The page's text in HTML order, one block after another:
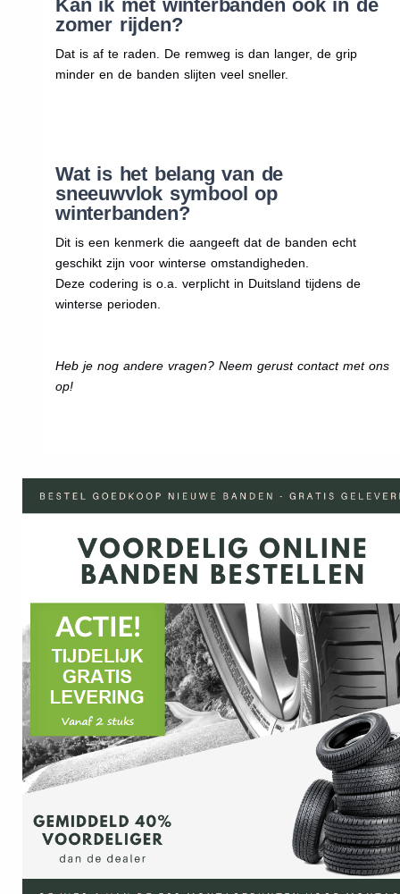
Kan ik met winterbanden ook in de
zomer rijden?
Dat is af te raden. De remweg is dan langer, de grip
minder en de banden slijten veel sneller.
Wat is het belang van de
sneeuwvlok symbool op
winterbanden?
Dit is een kenmerk die aangeeft dat de banden echt
geschikt zijn voor winterse omstandigheden.
Deze codering is o.a. verplicht in Duitsland tijdens de
winterse perioden.
Heb je nog andere vragen? Neem gerust contact met ons
op!